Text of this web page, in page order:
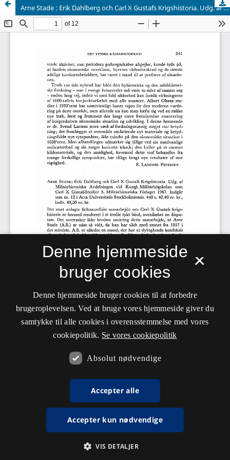
Arne Stade : Erik Dahlberg och Carl X Gustafs Krigshistoria. Udg. af Militarhistoriska Avdelningen vid Kungl. Militärhögskolan som Carl X Gustaf-Studier 3. Militarhistoriska Forlaget 1967. Indgar som nr. 12 i Acta Universitatis Stockholmiensis. 448 s. 42,40 sv. kr., indb. 49,50 sv. kr.
×
Denne hjemmeside
bruger cookies
Denne hjemmeside bruger cookies til at forbedre
brugeroplevelsen. Ved at bruge vores hjemmeside giver du
samtykke til alle cookies i overensstemmelse med vores
cookiepolitik. Se vores cookiepolitik
Absolut nødvendige
Accepter alle
Accepter kun nødvendige
VIS DETALJER